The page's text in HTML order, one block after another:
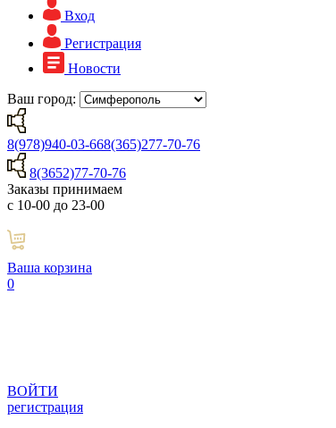
Вход
Регистрация
Новости
Ваш город:
8(978)940-03-668(365)277-70-76
8(3652)77-70-76
Заказы принимаем
с 10-00 до 23-00
Ваша корзина
0
ВОЙТИ
регистрация